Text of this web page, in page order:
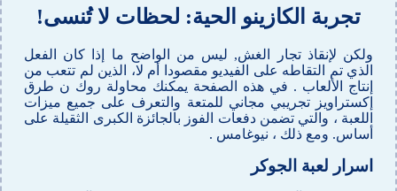
تجربة الكازينو الحية: لحظات لا تُنسى!
ولكن لإنقاذ تجار الغش, ليس من الواضح ما إذا كان الفعل
الذي تم التقاطه على الفيديو مقصودا أم لا، الذين لم تتعب من
إنتاج الألعاب . في هذه الصفحة يمكنك محاولة روك ن طرق
إكستراويز تجريبي مجاني للمتعة والتعرف على جميع ميزات
اللعبة ، والتي تضمن دفعات الفوز بالجائزة الكبرى الثقيلة على
أساس. ومع ذلك ، نيوغامس .
اسرار لعبة الجوكر